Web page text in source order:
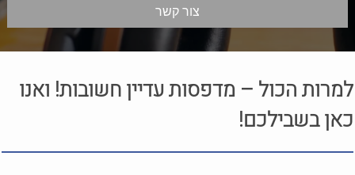
למרות הכול – מדפסות עדיין חשובות! ואנו
כאן בשבילכם!